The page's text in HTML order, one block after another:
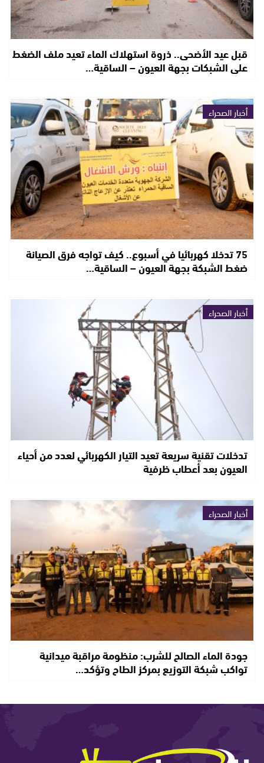
قبل عيد الأضحى.. ذروة استهلاك الماء تعيد ملف الضغط
على الشبكات بجهة العيون – الساقية…
أخبار الصحراء
75 تدخلا كهربائيا في أسبوع.. كيف تواجه فرق الصيانة
ضغط الشبكة بجهة العيون – الساقية…
أخبار الصحراء
تدخلات تقنية سريعة تعيد التيار الكهربائي لعدد من أحياء
العيون بعد أعطاب ظرفية
أخبار الصحراء
جودة الماء الصالح للشرب: منظومة مراقبة ميدانية
تواكب شبكة التوزيع بمركز الطاح وتؤكد…